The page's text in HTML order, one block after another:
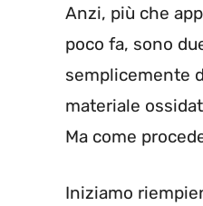
Anzi, più che
poco fa, sono
semplicemente
materiale
Ma come
Iniziamo